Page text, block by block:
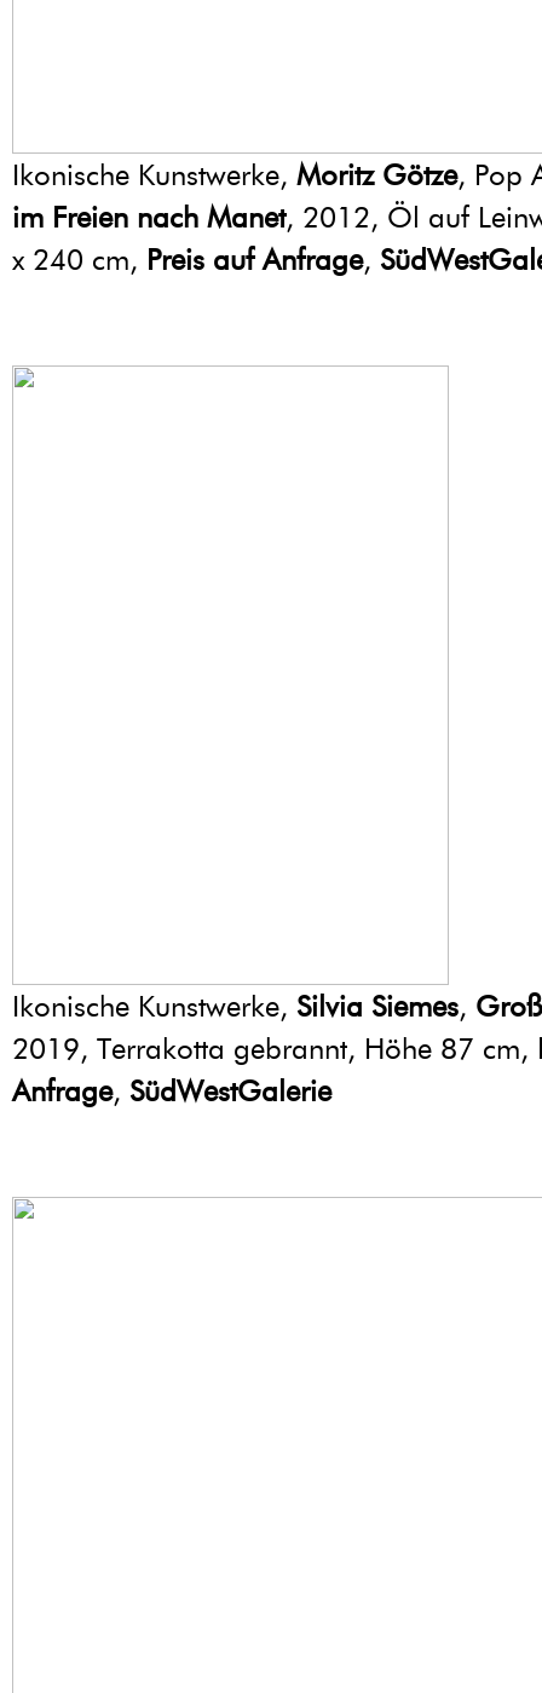
Ikonische Kunstwerke, Moritz Götze, Pop
im Freien nach Manet, 2012, Öl auf
x 240 cm, Preis auf Anfrage,
Ikonische Kunstwerke, Silvia Siemes,
2019, Terrakotta gebrannt, Höhe 87 cm,
Anfrage, SüdWestGalerie